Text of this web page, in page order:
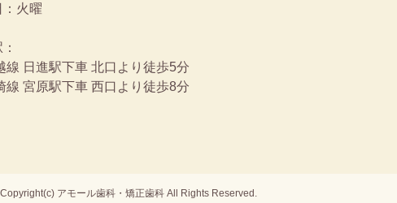
火曜
線 日進駅下車 北口より徒歩5分
線 宮原駅下車 西口より徒歩8分
Copyright(c) アモール歯科・矯正歯科 All Rights Reserved.